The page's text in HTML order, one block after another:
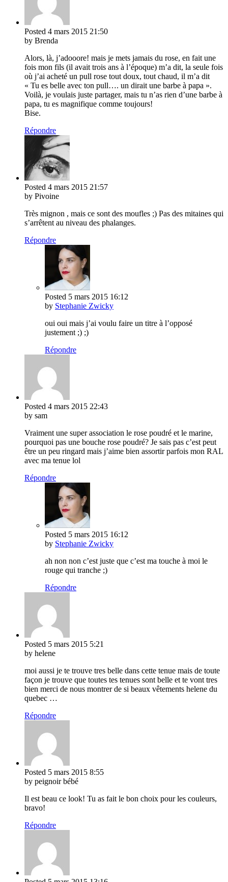
Posted 4 mars 2015 21:50
by Brenda
Alors, là, j’adooore! mais je mets jamais du rose, en fait une
fois mon fils (il avait trois ans à l’époque) m’a dit, la seule fois
où j’ai acheté un pull rose tout doux, tout chaud, il m’a dit
« Tu es belle avec ton pull…. un dirait une barbe à papa ».
Voilà, je voulais juste partager, mais tu n’as rien d’une barbe à
papa, tu es magnifique comme toujours!
Bise.
Répondre
Posted 4 mars 2015 21:57
by Pivoine
Très mignon , mais ce sont des moufles ;) Pas des mitaines qui
s’arrêtent au niveau des phalanges.
Répondre
Posted 5 mars 2015 16:12
by Stephanie Zwicky
oui oui mais j’ai voulu faire un titre à l’opposé
justement ;) ;)
Répondre
Posted 4 mars 2015 22:43
by sam
Vraiment une super association le rose poudré et le marine,
pourquoi pas une bouche rose poudré? Je sais pas c’est peut
être un peu ringard mais j’aime bien assortir parfois mon RAL
avec ma tenue lol
Répondre
Posted 5 mars 2015 16:12
by Stephanie Zwicky
ah non non c’est juste que c’est ma touche à moi le
rouge qui tranche ;)
Répondre
Posted 5 mars 2015 5:21
by helene
moi aussi je te trouve tres belle dans cette tenue mais de toute
façon je trouve que toutes tes tenues sont belle et te vont tres
bien merci de nous montrer de si beaux vêtements helene du
quebec …
Répondre
Posted 5 mars 2015 8:55
by peignoir bébé
Il est beau ce look! Tu as fait le bon choix pour les couleurs,
bravo!
Répondre